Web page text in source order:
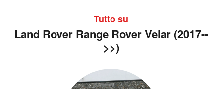
Tutto su
Land Rover Range Rover Velar (2017--
>>)